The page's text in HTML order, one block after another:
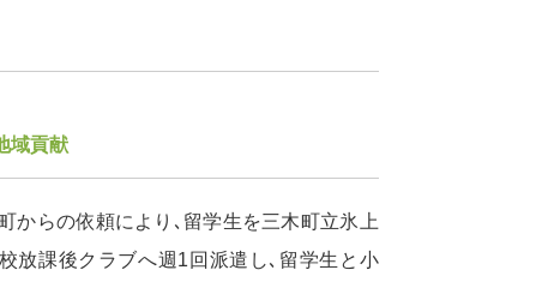
域貢献
からの依頼により､留学生を三木町立氷上
放課後クラブへ週1回派遣し､留学生と小